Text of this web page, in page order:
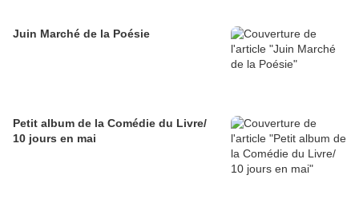
Juin Marché de la Poésie
Petit album de la Comédie du Livre/
10 jours en mai